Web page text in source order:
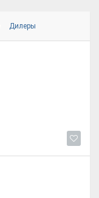
Дилеры